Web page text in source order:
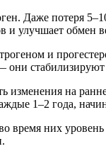
Даже потеря
и улучшает обмен
и
они
изменения на
1–2 года,
время них уровень